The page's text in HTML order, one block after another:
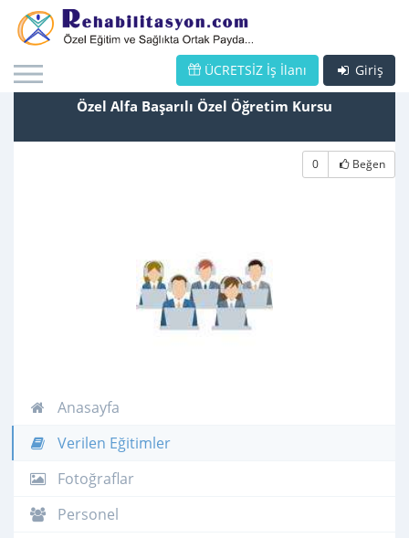
Giriş
ÜCRETSİZ İş İlanı
Özel Alfa Başarılı Özel Öğretim Kursu
0 Beğen
Anasayfa
Verilen Eğitimler
Fotoğraflar
Personel